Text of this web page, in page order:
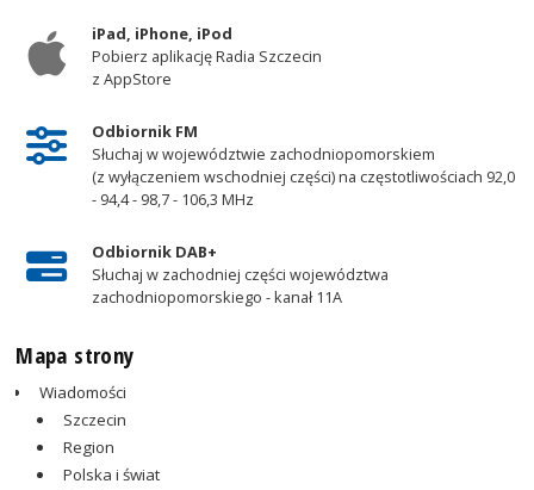
iPad, iPhone, iPod
Pobierz aplikację Radia Szczecin
z AppStore
Odbiornik FM
Słuchaj w województwie zachodniopomorskiem
(z wyłączeniem wschodniej części) na częstotliwościach 92,0
- 94,4 - 98,7 - 106,3 MHz
Odbiornik DAB+
Słuchaj w zachodniej części województwa
zachodniopomorskiego - kanał 11A
Mapa strony
Wiadomości
Szczecin
Region
Polska i świat